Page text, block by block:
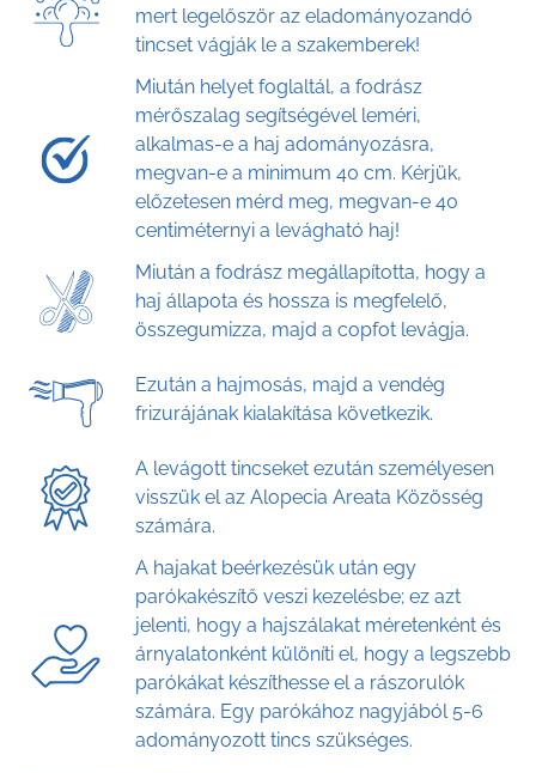
mert legelőször az eladományozandó
tincset vágják le a szakemberek!
Miután helyet foglaltál, a fodrász
mérőszalag segítségével leméri,
alkalmas-e a haj adományozásra,
megvan-e a minimum 40 cm. Kérjük,
előzetesen mérd meg, megvan-e 40
centiméternyi a levágható haj!
Miután a fodrász megállapította, hogy a
haj állapota és hossza is megfelelő,
összegumizza, majd a copfot levágja.
Ezután a hajmosás, majd a vendég
frizurájának kialakítása következik.
A levágott tincseket ezután személyesen
visszük el az Alopecia Areata Közösség
számára.
A hajakat beérkezésük után egy
parókakészítő veszi kezelésbe; ez azt
jelenti, hogy a hajszálakat méretenként és
árnyalatonként különíti el, hogy a legszebb
parókákat készíthesse el a rászorulók
számára. Egy parókához nagyjából 5-6
adományozott tincs szükséges.